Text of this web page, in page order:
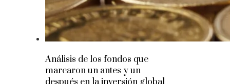
Análisis de los fondos que
marcaron un antes y un